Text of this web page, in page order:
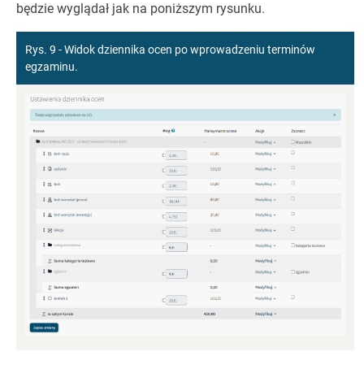
będzie wyglądał jak na poniższym rysunku.
Rys. 9 - Widok dziennika ocen po wprowadzeniu terminów
egzaminu.